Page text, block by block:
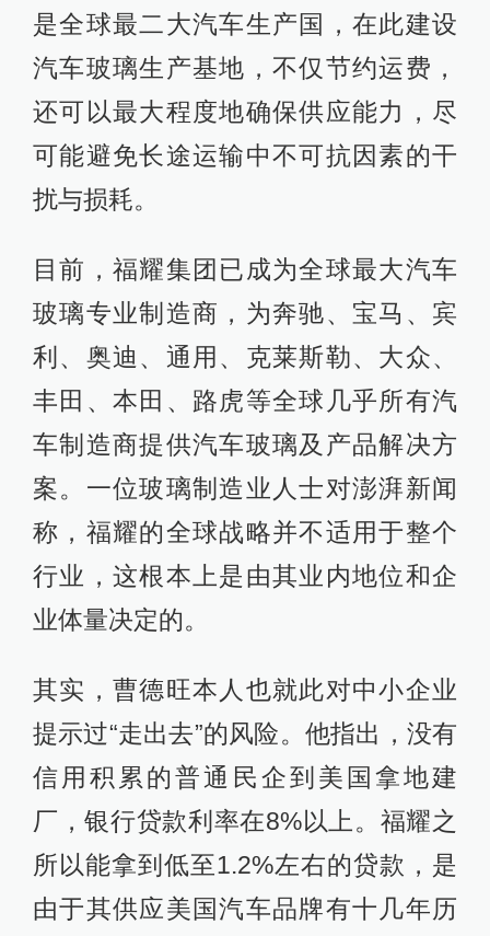
是全球最二大汽车生产国，在此建设
汽车玻璃生产基地，不仅节约运费，
还可以最大程度地确保供应能力，尽
可能避免长途运输中不可抗因素的干
扰与损耗。
目前，福耀集团已成为全球最大汽车
玻璃专业制造商，为奔驰、宝马、宾
利、奥迪、通用、克莱斯勒、大众、
丰田、本田、路虎等全球几乎所有汽
车制造商提供汽车玻璃及产品解决方
案。一位玻璃制造业人士对澎湃新闻
称，福耀的全球战略并不适用于整个
行业，这根本上是由其业内地位和企
业体量决定的。
其实，曹德旺本人也就此对中小企业
提示过“走出去”的风险。他指出，没有
信用积累的普通民企到美国拿地建
厂，银行贷款利率在8%以上。福耀之
所以能拿到低至1.2%左右的贷款，是
由于其供应美国汽车品牌有十几年历